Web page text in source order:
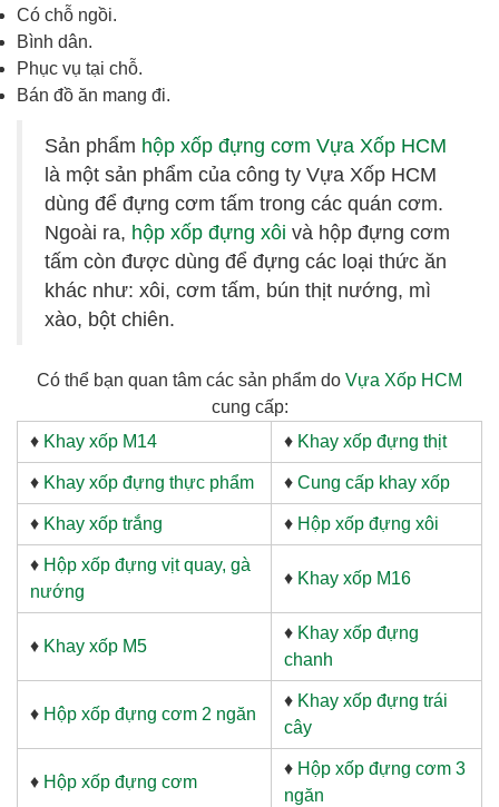
Có chỗ ngồi.
Bình dân.
Phục vụ tại chỗ.
Bán đồ ăn mang đi.
Sản phẩm hộp xốp đựng cơm Vựa Xốp HCM
là một sản phẩm của công ty Vựa Xốp HCM
dùng để đựng cơm tấm trong các quán cơm.
Ngoài ra, hộp xốp đựng xôi và hộp đựng cơm
tấm còn được dùng để đựng các loại thức ăn
khác như: xôi, cơm tấm, bún thịt nướng, mì
xào, bột chiên.
Có thể bạn quan tâm các sản phẩm do Vựa Xốp HCM
cung cấp:
♦ Khay xốp M14 ♦ Khay xốp đựng thịt
♦ Khay xốp đựng thực phẩm ♦ Cung cấp khay xốp
♦ Khay xốp trắng ♦ Hộp xốp đựng xôi
♦ Hộp xốp đựng vịt quay, gà
nướng
♦ Khay xốp M16
♦ Khay xốp M5
♦ Khay xốp đựng
chanh
♦ Hộp xốp đựng cơm 2 ngăn
♦ Khay xốp đựng trái
cây
♦ Hộp xốp đựng cơm
♦ Hộp xốp đựng cơm 3
ngăn